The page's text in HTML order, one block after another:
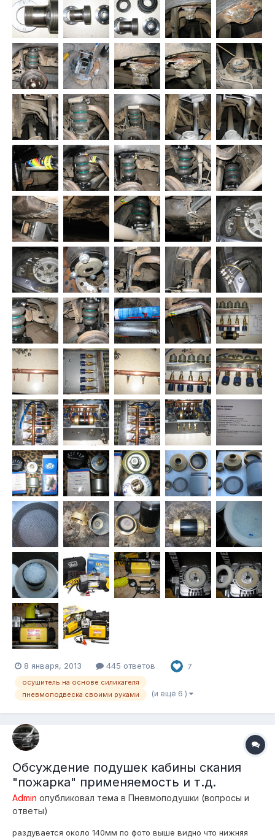
8 января, 2013 445 ответов 7
осушитель на основе силикагеля
пневмоподвеска своими руками
(и ещё 6 )
Обсуждение подушек кабины скания
"пожарка" применяемость и т.д.
Admin опубликовал тема в Пневмоподушки (вопросы и
ответы)
раздувается около 140мм по фото выше видно что нижняя